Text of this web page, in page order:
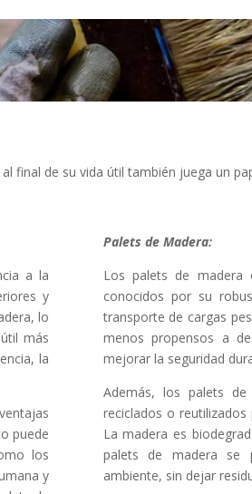
final de su vida útil también juega un
a la
y
lo
más
la
puede
los
y
Palets de Madera:
Los palets de madera
conocidos por su
transporte de cargas
menos propensos a
mejorar la seguridad
Además, los palets
reciclados o
La madera es
palets de madera se
ambiente, sin dejar